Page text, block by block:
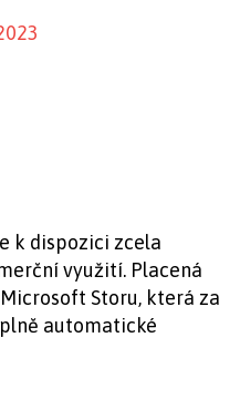
k dispozici zcela
využití. Placená
Storu, která za
automatické